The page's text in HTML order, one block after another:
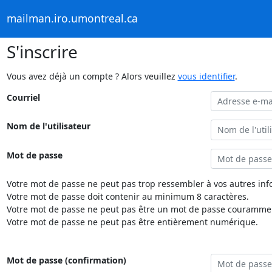
mailman.iro.umontreal.ca
S'inscrire
Vous avez déjà un compte ? Alors veuillez vous identifier.
Courriel
Nom de l'utilisateur
Mot de passe
Votre mot de passe ne peut pas trop ressembler à vos autres
Votre mot de passe doit contenir au minimum 8 caractères.
Votre mot de passe ne peut pas être un mot de passe
Votre mot de passe ne peut pas être entièrement numérique.
Mot de passe (confirmation)